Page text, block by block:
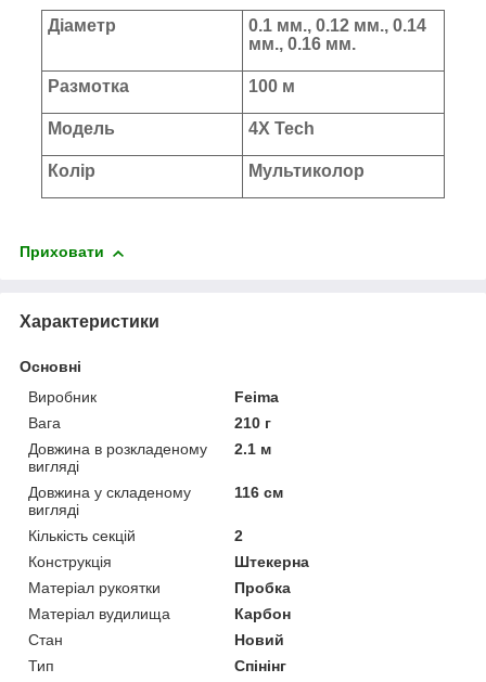
Діаметр
0.1 мм., 0.12 мм., 0.14
мм., 0.16 мм.
Размотка 100 м
Модель 4X Tech
Колір Мультиколор
Приховати
Характеристики
Основні
Виробник
Feima
Вага
210 г
Довжина в розкладеному
вигляді
2.1 м
Довжина у складеному
вигляді
116 см
Кількість секцій
2
Конструкція
Штекерна
Матеріал рукоятки
Пробка
Матеріал вудилища
Карбон
Стан
Новий
Тип
Спінінг